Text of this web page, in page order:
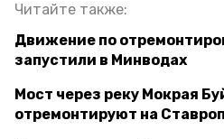
Читайте также:
Движение по
запустили в Минводах
Мост через реку Мокрая
отремонтируют на